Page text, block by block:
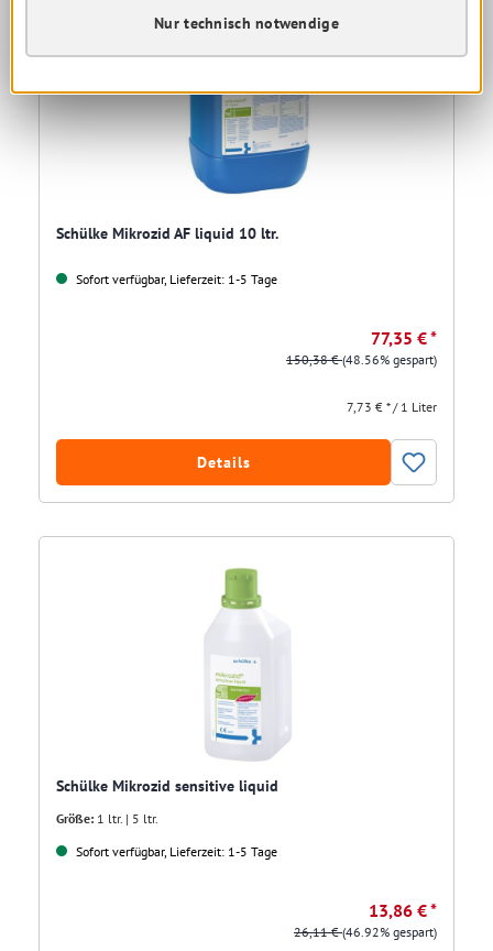
Schülke Mikrozid AF liquid 10 ltr.
Sofort verfügbar, Lieferzeit: 1-5 Tage
77,35 € *
150,38 €(48.56% gespart)
7,73 € * / 1 Liter
Details
Schülke Mikrozid sensitive liquid
Größe: 1 ltr. | 5 ltr.
Sofort verfügbar, Lieferzeit: 1-5 Tage
13,86 € *
26,11 €(46.92% gespart)
Nur technisch notwendige